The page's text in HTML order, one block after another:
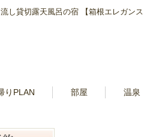
し貸切露天風呂の宿 【箱根エレガンス
りPLAN 部屋 温泉